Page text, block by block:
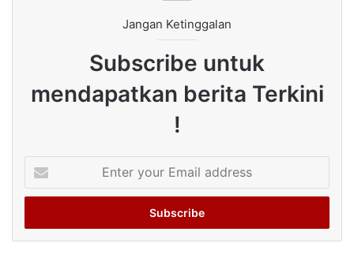
Jangan Ketinggalan
Subscribe untuk
mendapatkan berita Terkini
!
your
Email